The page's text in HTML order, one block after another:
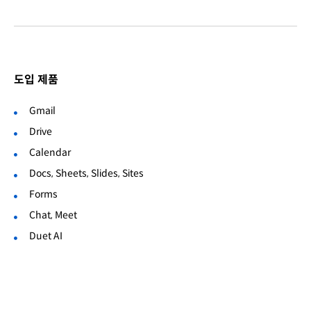
도입 제품
Gmail
Drive
Calendar
Docs, Sheets, Slides, Sites
Forms
Chat, Meet
Duet AI